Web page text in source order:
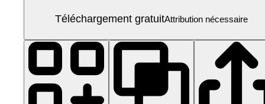
Téléchargement gratuitAttribution nécessaire